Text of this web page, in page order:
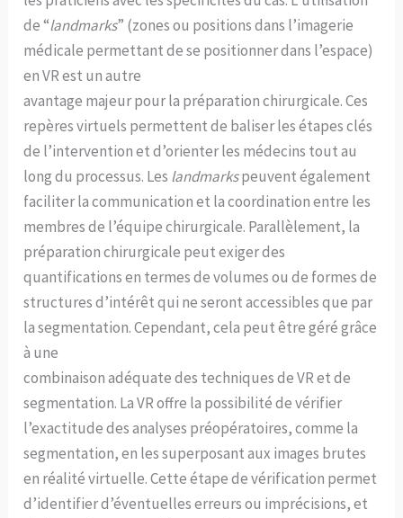
de “landmarks” (zones ou positions dans l’imagerie
médicale permettant de se positionner dans l’espace)
en VR est un autre
avantage majeur pour la préparation chirurgicale. Ces
repères virtuels permettent de baliser les étapes clés
de l’intervention et d’orienter les médecins tout au
long du processus. Les landmarkspeuvent également
faciliter la communication et la coordination entre les
membres de l’équipe chirurgicale. Parallèlement, la
préparation chirurgicale peut exiger des
quantifications en termes de volumes ou de formes de
structures d’intérêt qui ne seront accessibles que par
la segmentation. Cependant, cela peut être géré grâce
à une
combinaison adéquate des techniques de VR et de
segmentation. La VR offre la possibilité de vérifier
l’exactitude des analyses préopératoires, comme la
segmentation, en les superposant aux images brutes
en réalité virtuelle. Cette étape de vérification permet
d’identifier d’éventuelles erreurs ou imprécisions, et